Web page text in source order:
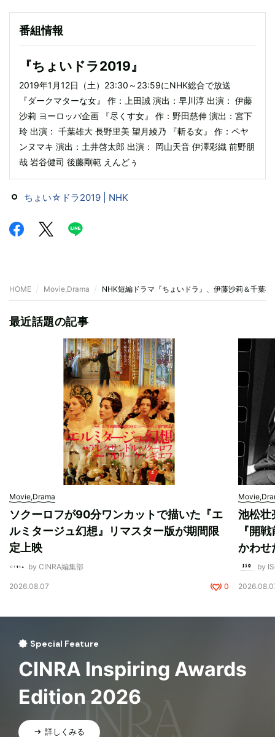
番組情報
『ちょいドラ2019』
2019年1月12日（土）23:30～23:59にNHK総合で放送
『ダークマターな女』 作：上田誠 演出：早川淳 出演： 伊藤
沙莉 ヨーロッパ企画 『尽くす女』 作：野田慈伸 演出：宮下
玲 出演： 千葉雄大 長野里美 望月綾乃 『斬る女』 作：ペヤ
ンヌマキ 演出：土井啓太郎 出演： 岡山天音 伊澤彩織 前野朋
哉 岩谷健司 後藤剛範 えんどぅ
ちょい☆ドラ2019 | NHK
HOME Movie,Drama NHK短編ドラマ『ちょいドラ』、伊藤沙莉＆千葉
最近話題の記事
Movie,Drama
ソクーロフが90分ワンカットで描いた『エ
ルミタージュ幻想』リマスター版が期間限
定上映
by CINRA編集部
2026.08.07 0
池松壮
『開
かわせ
by
Special Feature
CINRA Inspiring Awards
Edition 2026
詳しくみる